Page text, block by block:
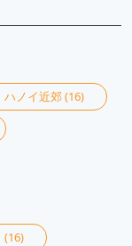
ハノイ近郊(16)
(16)